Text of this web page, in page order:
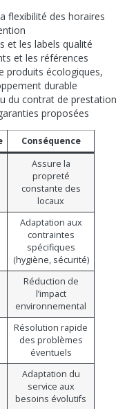
flexibilité des horaires
et les labels qualité
et les références
produits écologiques,
durable
du contrat de prestation
proposées
Conséquence
Assure la
propreté
constante des
locaux
Adaptation aux
contraintes
spécifiques
(hygiène, sécurité)
Réduction de
l’impact
environnemental
Résolution rapide
des problèmes
éventuels
Adaptation du
service aux
besoins évolutifs